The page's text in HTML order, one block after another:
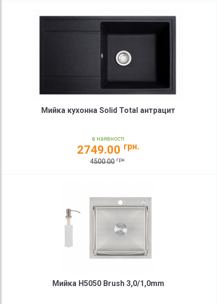
Мийка кухонна Solid Total антрацит
в наявності
2749.00 грн.
4500.00 грн.
Мийка Н5050 Brush 3,0/1,0mm